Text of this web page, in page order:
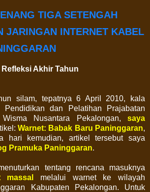
TIGA SETENGAH
JARINGAN INTERNET KABEL
Refleksi Akhir Tahun
silam, tepatnya 6 April 2010, kala
Pendidikan dan Pelatihan Prajabatan
Nusantara Pekalongan, saya
Warnet: Babak Baru Paninggaran,
hari kemudian, artikel tersebut saya
Pramuka Paninggaran.
tentang rencana masuknya
massal
melalui warnet ke wilayah
Kabupaten Pekalongan. Untuk